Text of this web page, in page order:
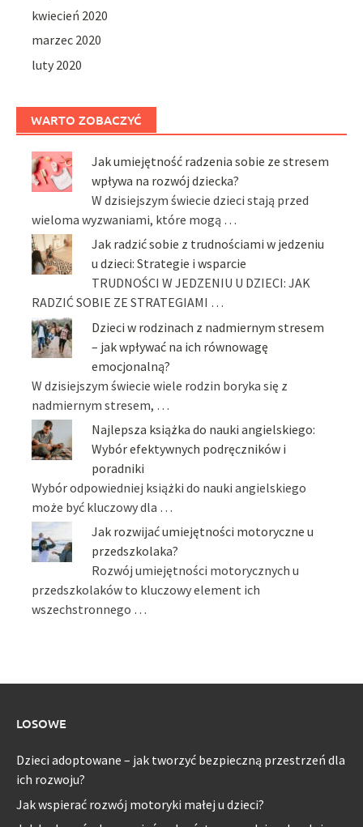
kwiecień 2020
marzec 2020
luty 2020
WARTO ZOBACZYĆ
Jak umiejętność radzenia sobie ze stresem
wpływa na rozwój dziecka?
W dzisiejszym świecie dzieci stają przed
wieloma wyzwaniami, które mogą …
Jak radzić sobie z trudnościami w jedzeniu
u dzieci: Strategie i wsparcie
TRUDNOŚCI W JEDZENIU U DZIECI: JAK
RADZIĆ SOBIE ZE STRATEGIAMI …
Dzieci w rodzinach z nadmiernym stresem
– jak wpływać na ich równowagę
emocjonalną?
W dzisiejszym świecie wiele rodzin boryka się z
nadmiernym stresem, …
Najlepsza książka do nauki angielskiego:
Wybór efektywnych podręczników i
poradniki
Wybór odpowiedniej książki do nauki angielskiego
może być kluczowy dla …
Jak rozwijać umiejętności motoryczne u
przedszkolaka?
Rozwój umiejętności motorycznych u
przedszkolaków to kluczowy element ich
wszechstronnego …
LOSOWE
Dzieci adoptowane – jak tworzyć bezpieczną przestrzeń dla
ich rozwoju?
Jak wspierać rozwój motoryki małej u dzieci?